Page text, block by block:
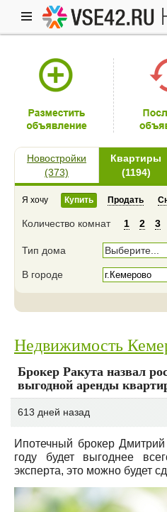
Новостройки
(373)
Квартиры
(1194)
Я хочу Купить Продать
Количество комнат 1 2 3
Тип дома Выберите...
В городе
Недвижимость
Брокер Ракута назвал
выгодной аренды
613 дней назад
Ипотечный брокер
году будет выгоднее
эксперта, это можно будет